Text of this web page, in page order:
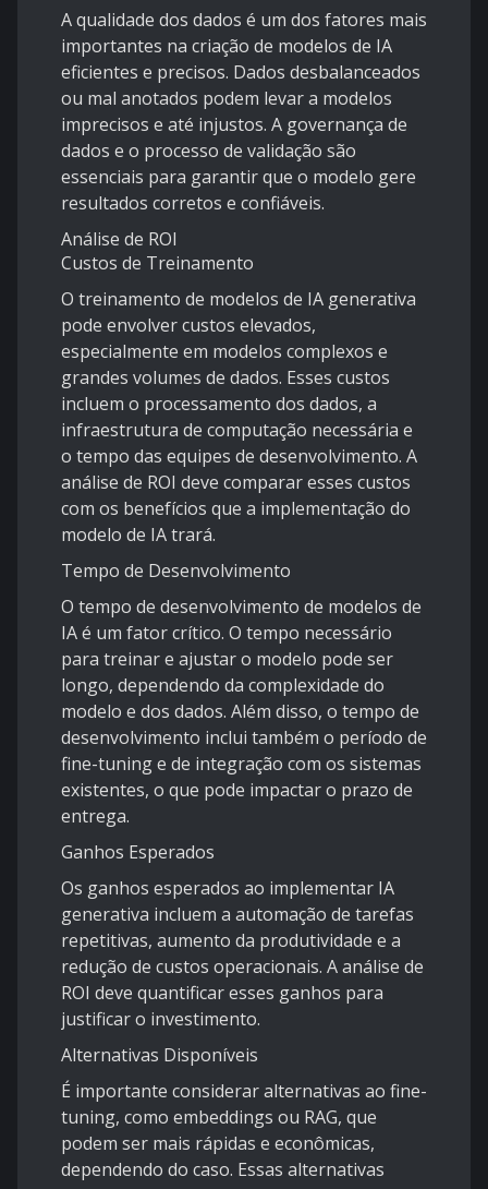
A qualidade dos dados é um dos fatores mais
importantes na criação de modelos de IA
eficientes e precisos. Dados desbalanceados
ou mal anotados podem levar a modelos
imprecisos e até injustos. A governança de
dados e o processo de validação são
essenciais para garantir que o modelo gere
resultados corretos e confiáveis.
Análise de ROI
Custos de Treinamento
O treinamento de modelos de IA generativa
pode envolver custos elevados,
especialmente em modelos complexos e
grandes volumes de dados. Esses custos
incluem o processamento dos dados, a
infraestrutura de computação necessária e
o tempo das equipes de desenvolvimento. A
análise de ROI deve comparar esses custos
com os benefícios que a implementação do
modelo de IA trará.
Tempo de Desenvolvimento
O tempo de desenvolvimento de modelos de
IA é um fator crítico. O tempo necessário
para treinar e ajustar o modelo pode ser
longo, dependendo da complexidade do
modelo e dos dados. Além disso, o tempo de
desenvolvimento inclui também o período de
fine-tuning e de integração com os sistemas
existentes, o que pode impactar o prazo de
entrega.
Ganhos Esperados
Os ganhos esperados ao implementar IA
generativa incluem a automação de tarefas
repetitivas, aumento da produtividade e a
redução de custos operacionais. A análise de
ROI deve quantificar esses ganhos para
justificar o investimento.
Alternativas Disponíveis
É importante considerar alternativas ao fine-
tuning, como embeddings ou RAG, que
podem ser mais rápidas e econômicas,
dependendo do caso. Essas alternativas